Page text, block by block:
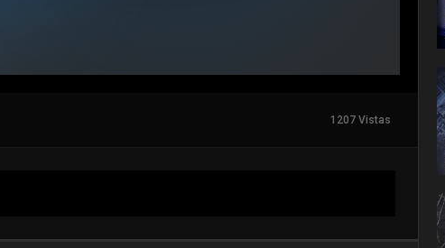
1207 Vistas